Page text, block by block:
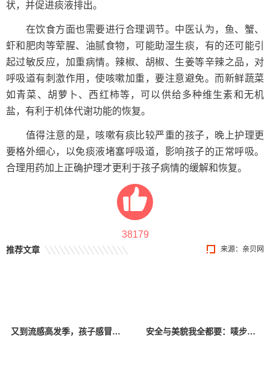
状，并促进痰液排出。
在饮食方面也需要进行合理调节。中医认为，鱼、蟹、
虾和肥肉等荤腥、油腻食物，可能助湿生痰，有的还可能引
起过敏反应，加重病情。辣椒、胡椒、生姜等辛辣之品，对
呼吸道有刺激作用，使咳嗽加重，要注意避免。而新鲜蔬菜
如青菜、胡萝卜、西红柿等，可以供给多种维生素和无机
盐，有利于机体代谢功能的恢复。
值得注意的是，咳嗽有痰比较严重的孩子，晚上护理更
要格外细心，以免痰液堵塞呼吸道，影响孩子的正常呼吸。
合理用药加上正确护理才更利于孩子病情的缓解和恢复。
38179
来源： 亲贝网
推荐文章
又到流感高发季，孩子感冒咳嗽的合理用药和正确护理家长要知道 安全与美貌我全都要：唛步×巴拉巴拉联手创造亲子购物新体验